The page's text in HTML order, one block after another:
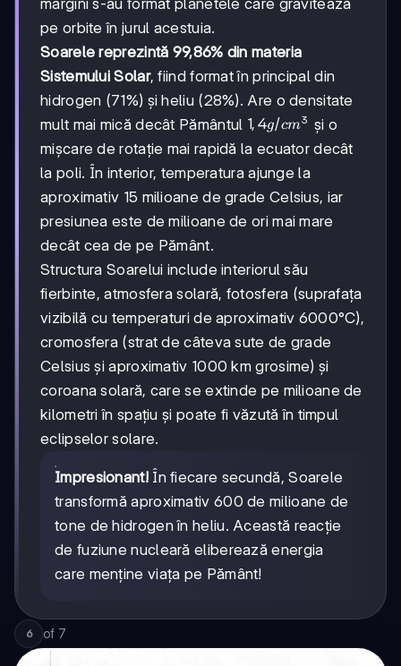
pe orbite în jurul acestuia.
Soarele reprezintă 99,86% din materia
Sistemului Solar, fiind format în principal din
hidrogen (71%) și heliu (28%). Are o densitate
mult mai mică decât Pământul 1,4
g/cm³
1, 4g/cm3 și o
mișcare de rotație mai rapidă la ecuator decât
la poli. În interior, temperatura ajunge la
aproximativ 15 milioane de grade Celsius, iar
presiunea este de milioane de ori mai mare
decât cea de pe Pământ.
Structura Soarelui include interiorul său
fierbinte, atmosfera solară, fotosfera (suprafața
vizibilă cu temperaturi de aproximativ 6000°C),
cromosfera (strat de câteva sute de grade
Celsius și aproximativ 1000 km grosime) și
coroana solară, care se extinde pe milioane de
kilometri în spațiu și poate fi văzută în timpul
eclipselor solare.
Impresionant!În fiecare secundă, Soarele
transformă aproximativ 600 de milioane de
tone de hidrogen în heliu. Această reacție
de fuziune nucleară eliberează energia
care menține viața pe Pământ!
6 of 7